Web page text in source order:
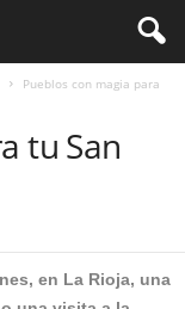
Pueblos con magia para
tu San
en La Rioja, una